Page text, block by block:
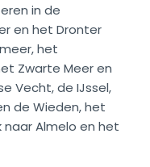
in de
en het Dronter
het
Zwarte Meer en
Vecht, de IJssel,
de Wieden, het
naar Almelo en het